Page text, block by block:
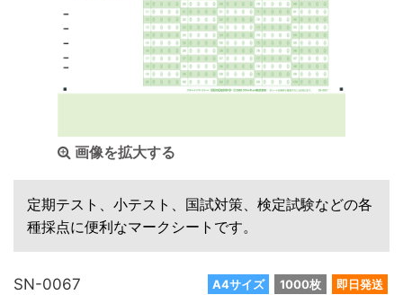
画像を拡大する
定期テスト、小テスト、国試対策、検定試験などの各
種採点に便利なマークシートです。
A4サイズ 1000枚 即日発送
SN-0067